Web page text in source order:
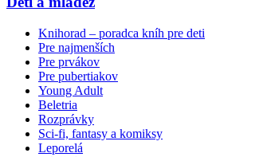
Knihorad – poradca kníh pre deti
Pre najmenších
Pre prvákov
Pre pubertiakov
Young Adult
Beletria
Rozprávky
Sci-fi, fantasy a komiksy
Leporelá